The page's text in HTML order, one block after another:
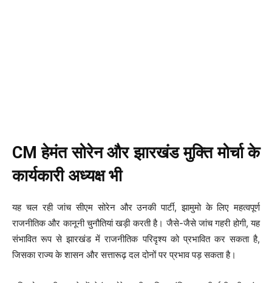
CM हेमंत सोरेन और झारखंड मुक्ति मोर्चा के
कार्यकारी अध्यक्ष भी
यह चल रही जांच सीएम सोरेन और उनकी पार्टी, झामुमो के लिए महत्वपूर्ण
राजनीतिक और कानूनी चुनौतियां खड़ी करती है। जैसे-जैसे जांच गहरी होगी, यह
संभावित रूप से झारखंड में राजनीतिक परिदृश्य को प्रभावित कर सकता है,
जिसका राज्य के शासन और सत्तारूढ़ दल दोनों पर प्रभाव पड़ सकता है।